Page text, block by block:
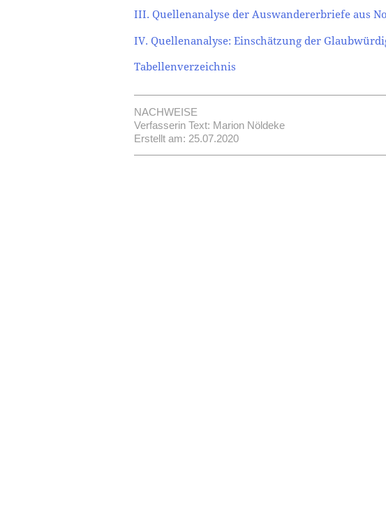
III. Quellenanalyse der Auswandererbriefe aus
IV. Quellenanalyse: Einschätzung der
Tabellenverzeichnis
NACHWEISE
Verfasserin Text: Marion Nöldeke
Erstellt am: 25.07.2020